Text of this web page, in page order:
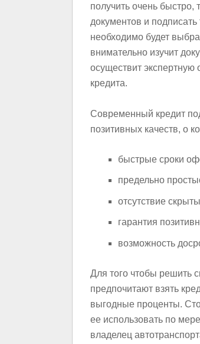
получить очень быстро,
документов и подписать
необходимо будет
внимательно изучит
осуществит
кредита.
Современный кредит
позитивных качеств, о
быстрые сроки
предельно
отсутствие
гарантия
возможность
Для того чтобы решить
предпочитают взять
выгодные проценты.
ее использовать по
владелец